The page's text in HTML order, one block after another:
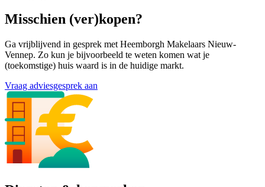
Misschien (ver)kopen?
Ga vrijblijvend in gesprek met Heemborgh Makelaars Nieuw-
Vennep. Zo kun je bijvoorbeeld te weten komen wat je
(toekomstige) huis waard is in de huidige markt.
Vraag adviesgesprek aan